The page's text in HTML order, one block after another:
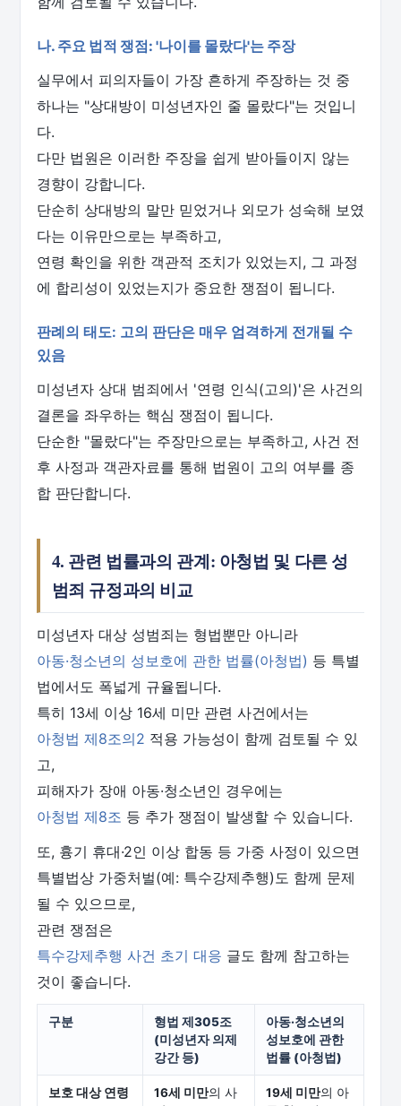
나. 주요 법적 쟁점: '나이를 몰랐다'는 주장
실무에서 피의자들이 가장 흔하게 주장하는 것 중
하나는 "상대방이 미성년자인 줄 몰랐다"는 것입니
다.
다만 법원은 이러한 주장을 쉽게 받아들이지 않는
경향이 강합니다.
단순히 상대방의 말만 믿었거나 외모가 성숙해 보였
다는 이유만으로는 부족하고,
연령 확인을 위한 객관적 조치가 있었는지, 그 과정
에 합리성이 있었는지가 중요한 쟁점이 됩니다.
판례의 태도: 고의 판단은 매우 엄격하게 전개될 수
있음
미성년자 상대 범죄에서 '연령 인식(고의)'은 사건의
결론을 좌우하는 핵심 쟁점이 됩니다.
단순한 "몰랐다"는 주장만으로는 부족하고, 사건 전
후 사정과 객관자료를 통해 법원이 고의 여부를 종
합 판단합니다.
4. 관련 법률과의 관계: 아청법 및 다른 성
범죄 규정과의 비교
미성년자 대상 성범죄는 형법뿐만 아니라
아동·청소년의 성보호에 관한 법률(아청법) 등 특별
법에서도 폭넓게 규율됩니다.
특히 13세 이상 16세 미만 관련 사건에서는
아청법 제8조의2 적용 가능성이 함께 검토될 수 있
고,
피해자가 장애 아동·청소년인 경우에는
아청법 제8조 등 추가 쟁점이 발생할 수 있습니다.
또, 흉기 휴대·2인 이상 합동 등 가중 사정이 있으면
특별법상 가중처벌(예: 특수강제추행)도 함께 문제
될 수 있으므로,
관련 쟁점은
특수강제추행 사건 초기 대응 글도 함께 참고하는
것이 좋습니다.
구분
형법 제305조
(미성년자 의제
강간 등)
아동·청소년의
성보호에 관한
법률 (아청법)
보호 대상 연령 16세 미만의 사
19세 미만의 아